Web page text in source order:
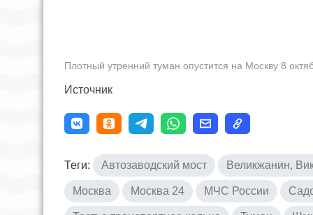
Плотный утренний туман опустится на Москву 8
Источник
Теги: Автозаводский мост Великжанин,
Москва Москва 24 МЧС России